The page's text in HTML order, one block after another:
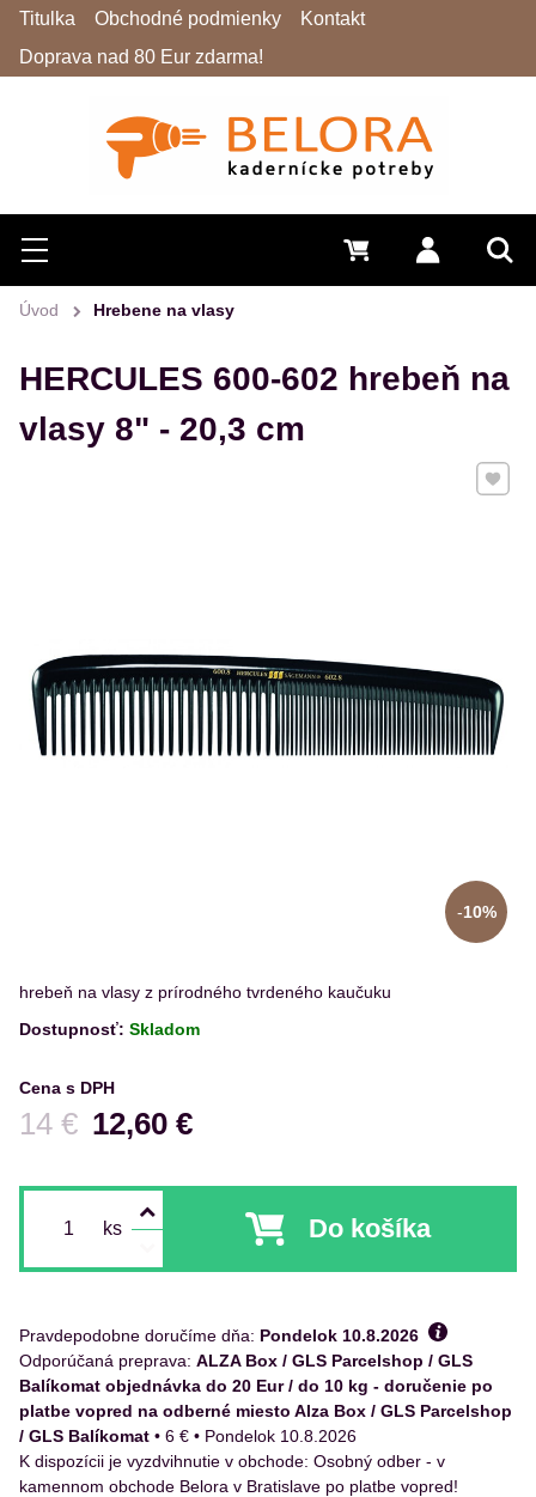
Hľadať
Menu Prihlásiť
0 €
Titulka Obchodné podmienky
Kontakt
Doprava nad 80 Eur zdarma!
Úvod Hrebene na vlasy
HERCULES 600-602 hrebeň na
vlasy 8" - 20,3 cm
hrebeň na vlasy z prírodného tvrdeného kaučuku
10%
Pridať
Dostupnosť: Skladom
Cena s DPH
12,60 €
Pred zľavou:
14 €
ks Do košíka
Pravdepodobne doručíme dňa: Pondelok 10.8.2026
ALZA Box / GLS Parcelshop / GLS
Balíkomat objednávka do 20 Eur / do 10 kg - doručenie po
platbe vopred na odberné miesto Alza Box / GLS Parcelshop
/ GLS Balíkomat • 6 € • Pondelok 10.8.2026
Osobný odber - v
kamennom obchode Belora v Bratislave po platbe vopred!